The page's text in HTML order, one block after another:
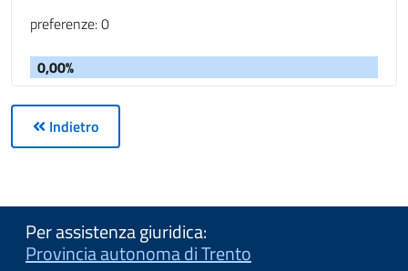
preferenze: 0
0,00%
Indietro
Per assistenza giuridica:
Provincia autonoma di Trento